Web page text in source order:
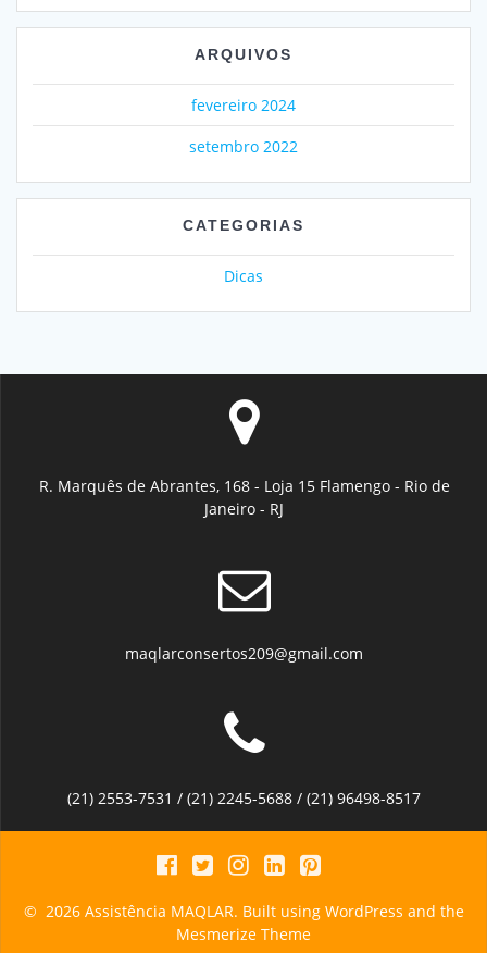
ARQUIVOS
fevereiro 2024
setembro 2022
CATEGORIAS
Dicas
R. Marquês de Abrantes, 168 - Loja 15 Flamengo - Rio de
Janeiro - RJ
maqlarconsertos209@gmail.com
(21) 2553-7531 / (21) 2245-5688 / (21) 96498-8517
© 2026 Assistência MAQLAR. Built using WordPress and the
Mesmerize Theme